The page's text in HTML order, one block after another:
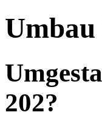
Umbau
202?